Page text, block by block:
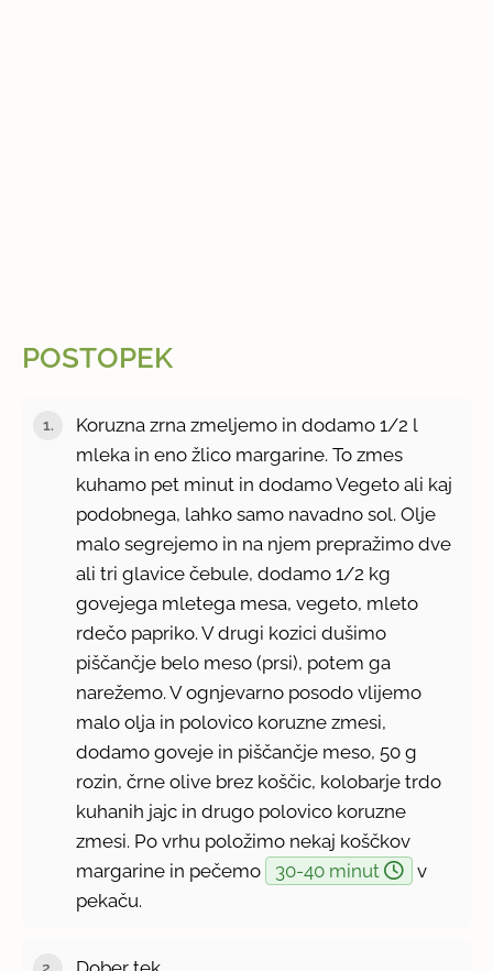
POSTOPEK
Koruzna zrna zmeljemo in dodamo 1/2 l
mleka in eno žlico margarine. To zmes
kuhamo pet minut in dodamo Vegeto ali kaj
podobnega, lahko samo navadno sol. Olje
malo segrejemo in na njem prepražimo dve
ali tri glavice čebule, dodamo 1/2 kg
govejega mletega mesa, vegeto, mleto
rdečo papriko. V drugi kozici dušimo
piščančje belo meso (prsi), potem ga
narežemo. V ognjevarno posodo vlijemo
malo olja in polovico koruzne zmesi,
dodamo goveje in piščančje meso, 50 g
rozin, črne olive brez koščic, kolobarje trdo
kuhanih jajc in drugo polovico koruzne
zmesi. Po vrhu položimo nekaj koščkov
margarine in pečemo
30-40 minut
v
pekaču.